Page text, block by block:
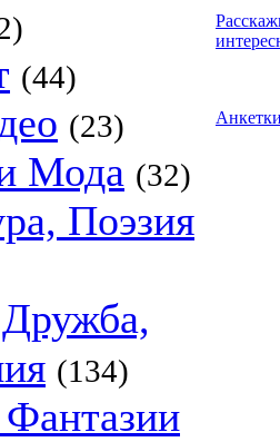
(44)
(23)
Мода (32)
Поэзия
(134)